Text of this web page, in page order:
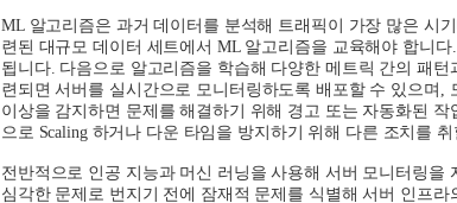
ML 알고리즘은 과거 데이터를 분석해 트래픽이 가장 많은 시
련된 대규모 데이터 세트에서 ML 알고리즘을 교육해야 합니다.
됩니다. 다음으로 알고리즘을 학습해 다양한 메트릭 간의 패
련되면 서버를 실시간으로 모니터링하도록 배포할 수 있으며
이상을 감지하면 문제를 해결하기 위해 경고 또는 자동화된
으로 Scaling 하거나 다운 타임을 방지하기 위해 다른 조치를
전반적으로 인공 지능과 머신 러닝을 사용해 서버 모니터링을
심각한 문제로 번지기 전에 잠재적 문제를 식별해 서버 인프